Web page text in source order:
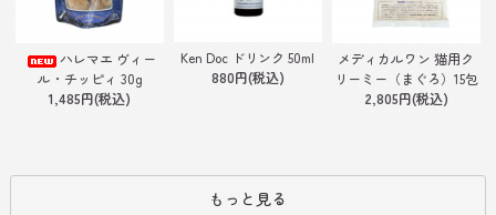
ハレマエ ヴィー
ル・チッピィ 30g
1,485円(税込)
Ken Doc ドリンク 50ml
880円(税込)
メディカルワン 猫用ク
リーミー（まぐろ）15包
2,805円(税込)
もっと見る